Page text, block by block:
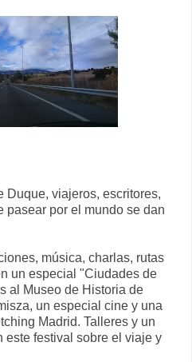
Duque, viajeros, escritores,
pasear por el mundo se dan
música, charlas, rutas
un especial "Ciudades de
al Museo de Historia de
un especial cine y una
Madrid. Talleres y un
este festival sobre el viaje y